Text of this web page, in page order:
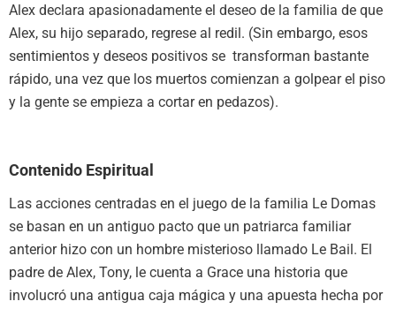
Alex declara apasionadamente el deseo de la familia de que
Alex, su hijo separado, regrese al redil. (Sin embargo, esos
sentimientos y deseos positivos se transforman bastante
rápido, una vez que los muertos comienzan a golpear el piso
y la gente se empieza a cortar en pedazos).
Contenido Espiritual
Las acciones centradas en el juego de la familia Le Domas
se basan en un antiguo pacto que un patriarca familiar
anterior hizo con un hombre misterioso llamado Le Bail. El
padre de Alex, Tony, le cuenta a Grace una historia que
involucró una antigua caja mágica y una apuesta hecha por